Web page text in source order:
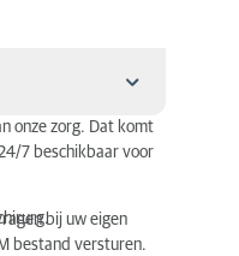
onze zorg. Dat komt
7 beschikbaar voor
bij uw eigen
bestand versturen.